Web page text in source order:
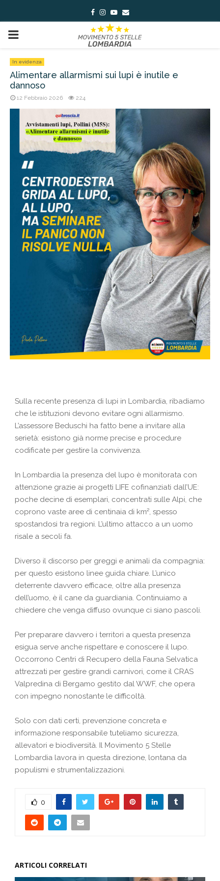
Facebook
Instagram
Youtube
Email
PRIMARY
MENU
In evidenza
Alimentare allarmismi sui lupi è inutile e
dannoso
12 Febbraio 2026 224
Sulla recente presenza di lupi in Lombardia, ribadiamo
che le istituzioni devono evitare ogni allarmismo.
L’assessore Beduschi ha fatto bene a invitare alla
serietà: esistono già norme precise e procedure
codificate per gestire la convivenza.
In Lombardia la presenza del lupo è monitorata con
attenzione grazie ai progetti LIFE cofinanziati dall’UE:
poche decine di esemplari, concentrati sulle Alpi, che
coprono vaste aree di centinaia di km², spesso
spostandosi tra regioni. L’ultimo attacco a un uomo
risale a secoli fa.
Diverso il discorso per greggi e animali da compagnia:
per questo esistono linee guida chiare. L’unico
deterrente davvero efficace, oltre alla presenza
dell’uomo, è il cane da guardiania. Continuiamo a
chiedere che venga diffuso ovunque ci siano pascoli.
Per preparare davvero i territori a questa presenza
esigua serve anche rispettare e conoscere il lupo.
Occorrono Centri di Recupero della Fauna Selvatica
attrezzati per gestire grandi carnivori, come il CRAS
Valpredina di Bergamo gestito dal WWF, che opera
con impegno nonostante le difficoltà.
Solo con dati certi, prevenzione concreta e
informazione responsabile tuteliamo sicurezza,
allevatori e biodiversità. Il Movimento 5 Stelle
Lombardia lavora in questa direzione, lontana da
populismi e strumentalizzazioni.
0
ARTICOLI CORRELATI